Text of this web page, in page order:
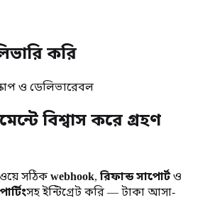
করি
ও ডেলিভারেবল
বিশ্বাস করে গ্রহণ
সঠিক webhook, রিফান্ড সাপোর্টও
সহ ইন্টিগ্রেট করি — টাকা আসা-